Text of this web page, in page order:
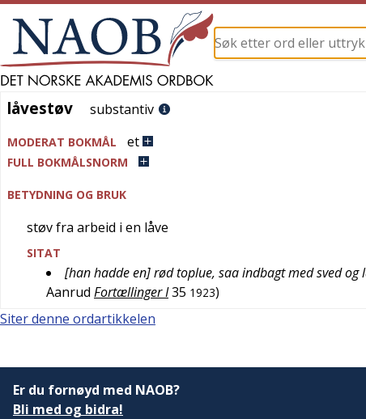
låvestøv
låvestøv substantiv
MODERAT BOKMÅL et
FULL BOKMÅLSNORM
BETYDNING OG BRUK
støv fra arbeid i en låve
SITAT
[han hadde en] rød toplue, saa indbagt med sved
Aanrud Fortællinger I35 1923)
Siter denne ordartikkelen
Er du fornøyd med NAOB?
Bli med og bidra!